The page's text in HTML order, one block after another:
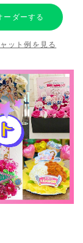
ーダーする
ット例を見る